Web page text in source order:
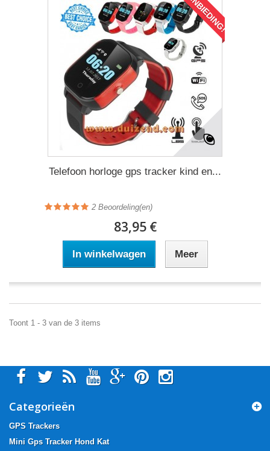
AANBIEDING!
Telefoon horloge gps tracker kind en...
2 Beoordeling(en)
83,95 €
In winkelwagen Meer
Toont 1 - 3 van de 3 items
Categorieën
GPS Trackers
Mini Gps Tracker Hond Kat